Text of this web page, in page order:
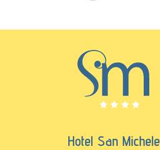
Hotel San Michele